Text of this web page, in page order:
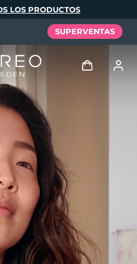
LOS PRODUCTOS
SUPERVENTAS
Perfil de usuario
Mis dispositivos
Mis pedidos
Mis direcciones
Mis suscripciones
Elixir
Set
Español
Português
Русский
繁體中文